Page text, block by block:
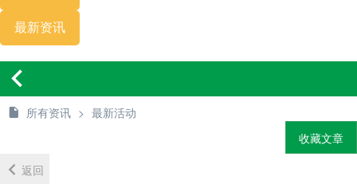
最新资讯
所有资讯 > 最新活动
收藏文章
返回